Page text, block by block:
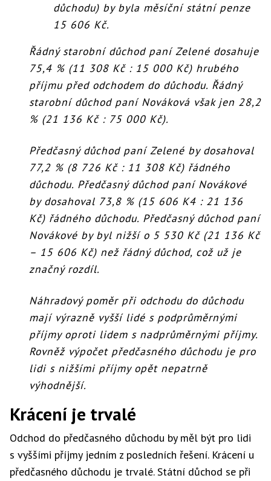
důchodu) by byla měsíční státní penze
15 606 Kč.
Řádný starobní důchod paní Zelené dosahuje
75,4 % (11 308 Kč : 15 000 Kč) hrubého
příjmu před odchodem do důchodu. Řádný
starobní důchod paní Nováková však jen 28,2
% (21 136 Kč : 75 000 Kč).
Předčasný důchod paní Zelené by dosahoval
77,2 % (8 726 Kč : 11 308 Kč) řádného
důchodu. Předčasný důchod paní Novákové
by dosahoval 73,8 % (15 606 K4 : 21 136
Kč) řádného důchodu. Předčasný důchod paní
Novákové by byl nižší o 5 530 Kč (21 136 Kč
– 15 606 Kč) než řádný důchod, což už je
značný rozdíl.
Náhradový poměr při odchodu do důchodu
mají výrazně vyšší lidé s podprůměrnými
příjmy oproti lidem s nadprůměrnými příjmy.
Rovněž výpočet předčasného důchodu je pro
lidi s nižšími příjmy opět nepatrně
výhodnější.
Krácení je trvalé
Odchod do předčasného důchodu by měl být pro lidi
s vyššími příjmy jedním z posledních řešení. Krácení u
předčasného důchodu je trvalé. Státní důchod se při